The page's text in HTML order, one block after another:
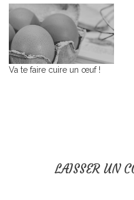
Va te faire cuire un œuf !
LAISSER UN